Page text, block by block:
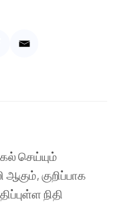
செய்யும்
குறிப்பாக
நிதி